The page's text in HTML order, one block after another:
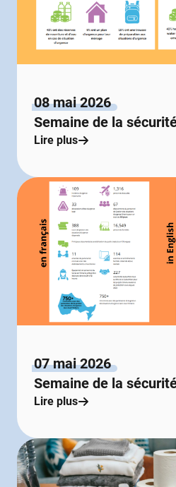
08 mai 2026
Semaine de la
Lire plus
07 mai 2026
Semaine de la
Lire plus